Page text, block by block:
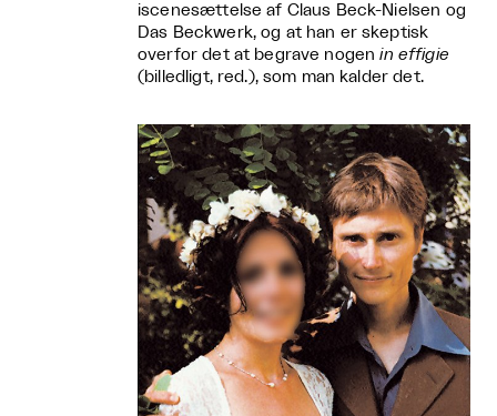
iscenesættelse af Claus Beck-Nielsen og
Das Beckwerk, og at han er skeptisk
overfor det at begrave nogenin effigie
(billedligt, red.), som man kalder det.